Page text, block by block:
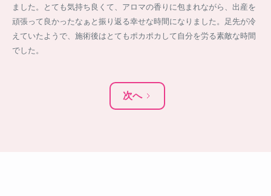
ました。とても気持ち良くて、アロマの香りに包まれながら、出産を
頑張って良かったなぁと振り返る幸せな時間になりました。足先が冷
えていたようで、施術後はとてもポカポカして自分を労る素敵な時間
でした。
次へ